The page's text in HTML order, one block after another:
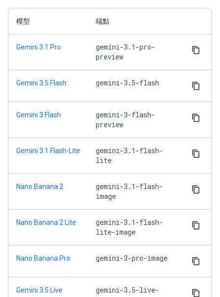
模型 端點
Gemini 3.1 Pro
gemini-3.1-pro-
preview
Gemini 3.5 Flash gemini-3.5-flash
Gemini 3 Flash
gemini-3-flash-
preview
Gemini 3.1 Flash-Lite
gemini-3.1-flash-
lite
Nano Banana 2
gemini-3.1-flash-
image
Nano Banana 2 Lite
gemini-3.1-flash-
lite-image
Nano Banana Pro gemini-3-pro-image
Gemini 3.5 Live
gemini-3.5-live-